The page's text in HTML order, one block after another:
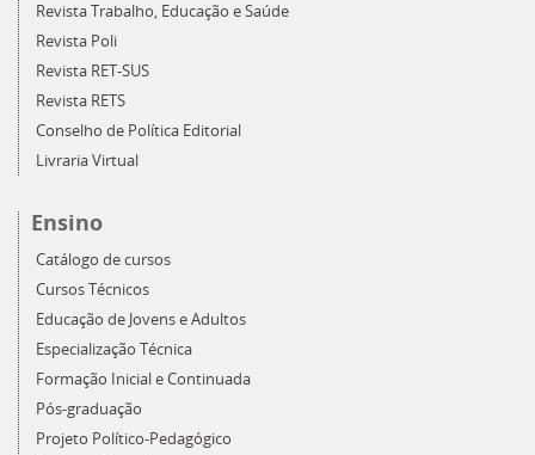
Revista Trabalho, Educação e Saúde
Revista Poli
Revista RET-SUS
Revista RETS
Conselho de Política Editorial
Livraria Virtual
Ensino
Catálogo de cursos
Cursos Técnicos
Educação de Jovens e Adultos
Especialização Técnica
Formação Inicial e Continuada
Pós-graduação
Projeto Político-Pedagógico